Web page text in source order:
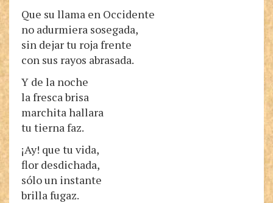
Que su llama en Occidente
no adurmiera sosegada,
sin dejar tu roja frente
con sus rayos abrasada.
Y de la noche
la fresca brisa
marchita hallara
tu tierna faz.
¡Ay! que tu vida,
flor desdichada,
sólo un instante
brilla fugaz.